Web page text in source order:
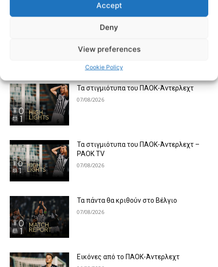
Accept
Deny
View preferences
Cookie Policy
- Advertisment -
Τα στιγμιότυπα του ΠΑΟΚ-Άντερλεχτ
07/08/2026
Τα στιγμιότυπα του ΠΑΟΚ-Άντερλεχτ –
PAOK TV
07/08/2026
Τα πάντα θα κριθούν στο Βέλγιο
07/08/2026
Εικόνες από το ΠΑΟΚ-Άντερλεχτ